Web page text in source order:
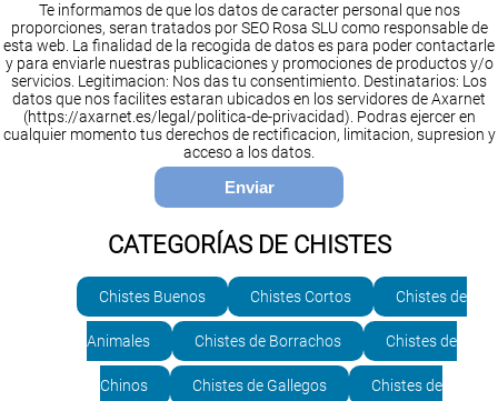
Te informamos de que los datos de caracter personal que nos
proporciones, seran tratados por SEO Rosa SLU como responsable de
esta web. La finalidad de la recogida de datos es para poder contactarle
y para enviarle nuestras publicaciones y promociones de productos y/o
servicios. Legitimacion: Nos das tu consentimiento. Destinatarios: Los
datos que nos facilites estaran ubicados en los servidores de Axarnet
(https://axarnet.es/legal/politica-de-privacidad). Podras ejercer en
cualquier momento tus derechos de rectificacion, limitacion, supresion y
acceso a los datos.
CATEGORÍAS DE CHISTES
Chistes Buenos Chistes Cortos Chistes de
Animales Chistes de Borrachos Chistes de
Chinos Chistes de Gallegos Chistes de